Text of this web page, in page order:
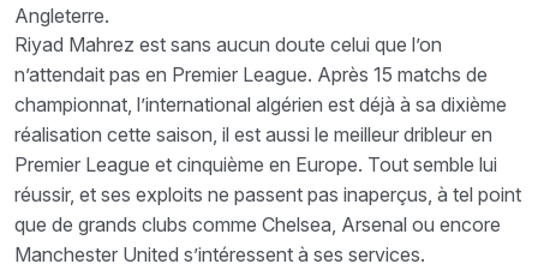
Angleterre.
Riyad Mahrez est sans aucun doute celui que l’on
n’attendait pas en Premier League. Après 15 matchs de
championnat, l’international algérien est déjà à sa dixième
réalisation cette saison, il est aussi le meilleur dribleur en
Premier League et cinquième en Europe. Tout semble lui
réussir, et ses exploits ne passent pas inaperçus, à tel point
que de grands clubs comme Chelsea, Arsenal ou encore
Manchester United s’intéressent à ses services.